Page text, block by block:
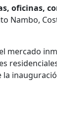
oficinas,
Nambo,
mercado
la